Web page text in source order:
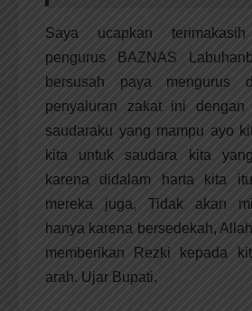
Saya ucapkan
pengurus BAZNAS
bersusah paya mengurus
penyaluran zakat ini dengan
saudaraku yang mampu ayo
kita untuk saudara kita
karena didalam harta kita
mereka juga, Tidak akan
hanya karena bersedekah,
memberikan Rezki kepada
arah. Ujar Bupati.